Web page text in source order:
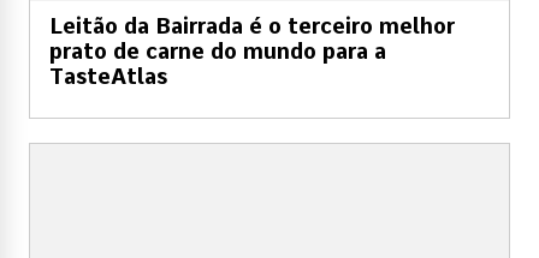
Leitão da Bairrada é o terceiro melhor
prato de carne do mundo para a
TasteAtlas